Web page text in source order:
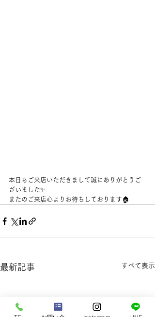
本日もご来店いただきまして誠にありがとうご
ざいました✨
またのご来店心よりお待ちしております🏠
最新記事 すべて表示